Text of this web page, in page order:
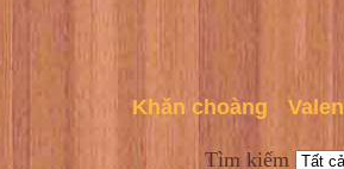
Khăn choàng
Tìm kiếm